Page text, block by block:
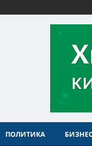
ПОЛИТИКА